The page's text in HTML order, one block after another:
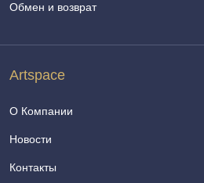
Обмен и возврат
Artspace
О Компании
Новости
Контакты